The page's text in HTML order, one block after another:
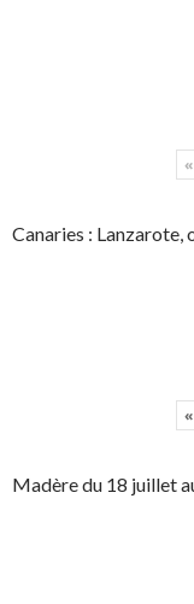
«
Canaries : Lanzarote,
«
Madère du 18 juillet